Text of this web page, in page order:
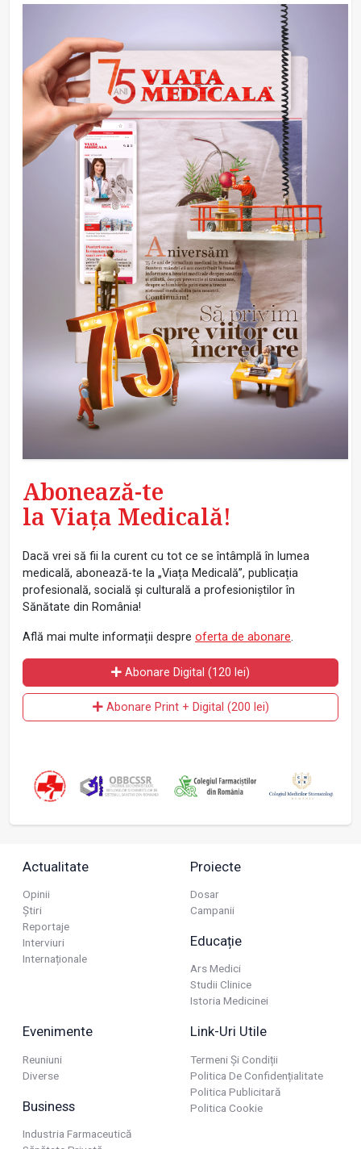
Abonează-te
la Viața Medicală!
Dacă vrei să fii la curent cu tot ce se întâmplă în lumea
medicală, abonează-te la „Viața Medicală”, publicația
profesională, socială și culturală a profesioniștilor în
Sănătate din România!
Află mai multe informații despre oferta de abonare.
Abonare Digital (120 lei)
Abonare Print + Digital (200 lei)
Actualitate
Opinii
Știri
Reportaje
Interviuri
Internaționale
Proiecte
Dosar
Campanii
Educație
Ars Medici
Studii Clinice
Istoria Medicinei
Evenimente
Reuniuni
Diverse
Business
Industria Farmaceutică
Link-Uri Utile
Termeni Și Condiții
Politica De Confidențialitate
Politica Publicitară
Politica Cookie